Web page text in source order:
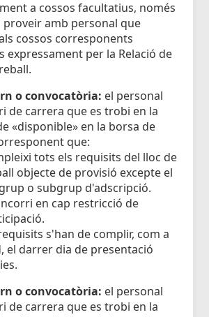
a cossos facultatius, només
proveir amb personal que
cossos corresponents
expressament per la Relació de
o convocatòria: el personal
de carrera que es trobi en la
«disponible» en la borsa de
que:
tots els requisits del lloc de
objecte de provisió excepte el
o subgrup d'adscripció.
en cap restricció de
s'han de complir, com a
el darrer dia de presentació
o convocatòria: el personal
de carrera que es trobi en la